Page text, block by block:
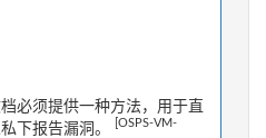
必须提供一种方法，用于直
下报告漏洞。
[OSPS-VM-